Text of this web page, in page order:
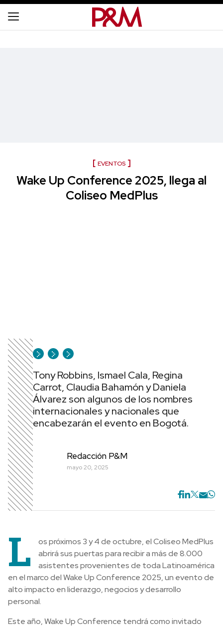
EVENTOS
Wake Up Conference 2025, llega al
Coliseo MedPlus
Tony Robbins, Ismael Cala, Regina
Carrot, Claudia Bahamón y Daniela
Álvarez son algunos de los nombres
internacionales y nacionales que
encabezarán el evento en Bogotá.
Redacción P&M
mayo 20, 2025
L
os próximos 3 y 4 de octubre, el Coliseo MedPlus
abrirá sus puertas para recibir a más de 8.000
asistentes provenientes de toda Latinoamérica
en el marco del Wake Up Conference 2025, un evento de
alto impacto en liderazgo, negocios y desarrollo
personal.
Este año, Wake Up Conference tendrá como invitado